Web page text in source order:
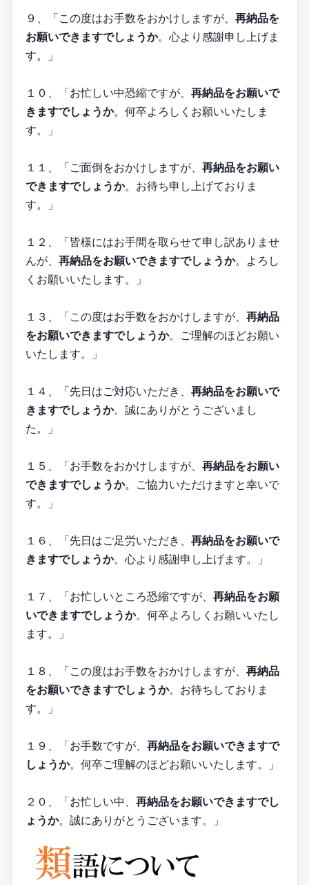
９、「この度はお手数をおかけしますが、 再納品を
お願いできますでしょうか。心より感謝申し上げま
す。」
１０、「お忙しい中恐縮ですが、 再納品をお願いで
きますでしょうか。何卒よろしくお願いいたしま
す。」
１１、「ご面倒をおかけしますが、 再納品をお願い
できますでしょうか。お待ち申し上げておりま
す。」
１２、「皆様にはお手間を取らせて申し訳ありませ
んが、 再納品をお願いできますでしょうか。よろし
くお願いいたします。」
１３、「この度はお手数をおかけしますが、 再納品
をお願いできますでしょうか。ご理解のほどお願い
いたします。」
１４、「先日はご対応いただき、 再納品をお願いで
きますでしょうか。誠にありがとうございまし
た。」
１５、「お手数をおかけしますが、 再納品をお願い
できますでしょうか。ご協力いただけますと幸いで
す。」
１６、「先日はご足労いただき、 再納品をお願いで
きますでしょうか。心より感謝申し上げます。」
１７、「お忙しいところ恐縮ですが、 再納品をお願
いできますでしょうか。何卒よろしくお願いいたし
ます。」
１８、「この度はお手数をおかけしますが、 再納品
をお願いできますでしょうか。お待ちしておりま
す。」
１９、「お手数ですが、 再納品をお願いできますで
しょうか。何卒ご理解のほどお願いいたします。」
２０、「お忙しい中、 再納品をお願いできますでし
ょうか。誠にありがとうございます。」